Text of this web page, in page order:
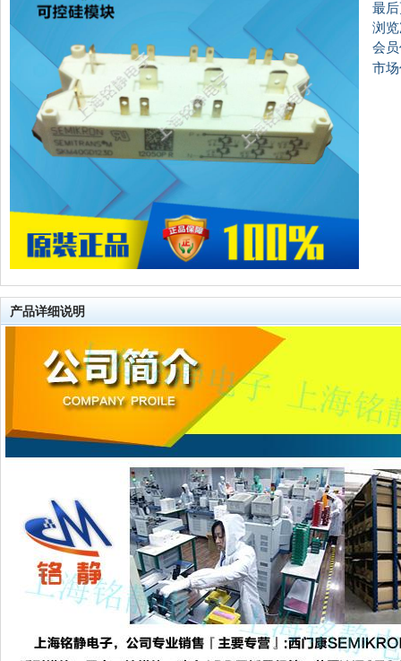
最
浏
会
市
产品详细说明